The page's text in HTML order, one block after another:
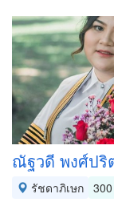
ณัฐวดี พงศ์ปริ
รัชดาภิเษก